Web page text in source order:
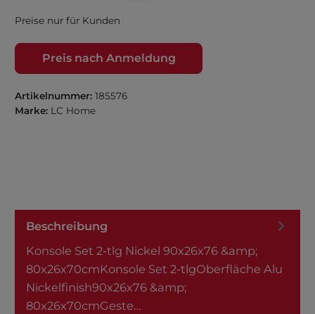
Preise nur für Kunden
Preis nach Anmeldung
Artikelnummer: 185576
Marke: LC Home
Beschreibung
Konsole Set 2-tlg Nickel 90x26x76 &amp;
80x26x70cmKonsole Set 2-tlgOberfläche Alu
Nickelfinish90x26x76 &amp;
80x26x70cmGeste…